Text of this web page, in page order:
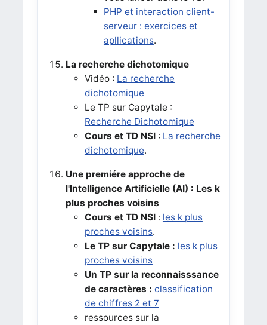
PHP et interaction client-
serveur : exercices et
apllications.
La recherche dichotomique
Vidéo : La recherche
dichotomique
Le TP sur Capytale :
Recherche Dichotomique
Cours et TD NSI: La recherche
dichotomique.
Une premiére approche de
l'Intelligence Artificielle (AI) : Les k
plus proches voisins
Cours et TD NSI: les k plus
proches voisins.
Le TP sur Capytale : les k plus
proches voisins
Un TP sur la reconnaisssance
de caractères : classification
de chiffres 2 et 7
ressources sur la